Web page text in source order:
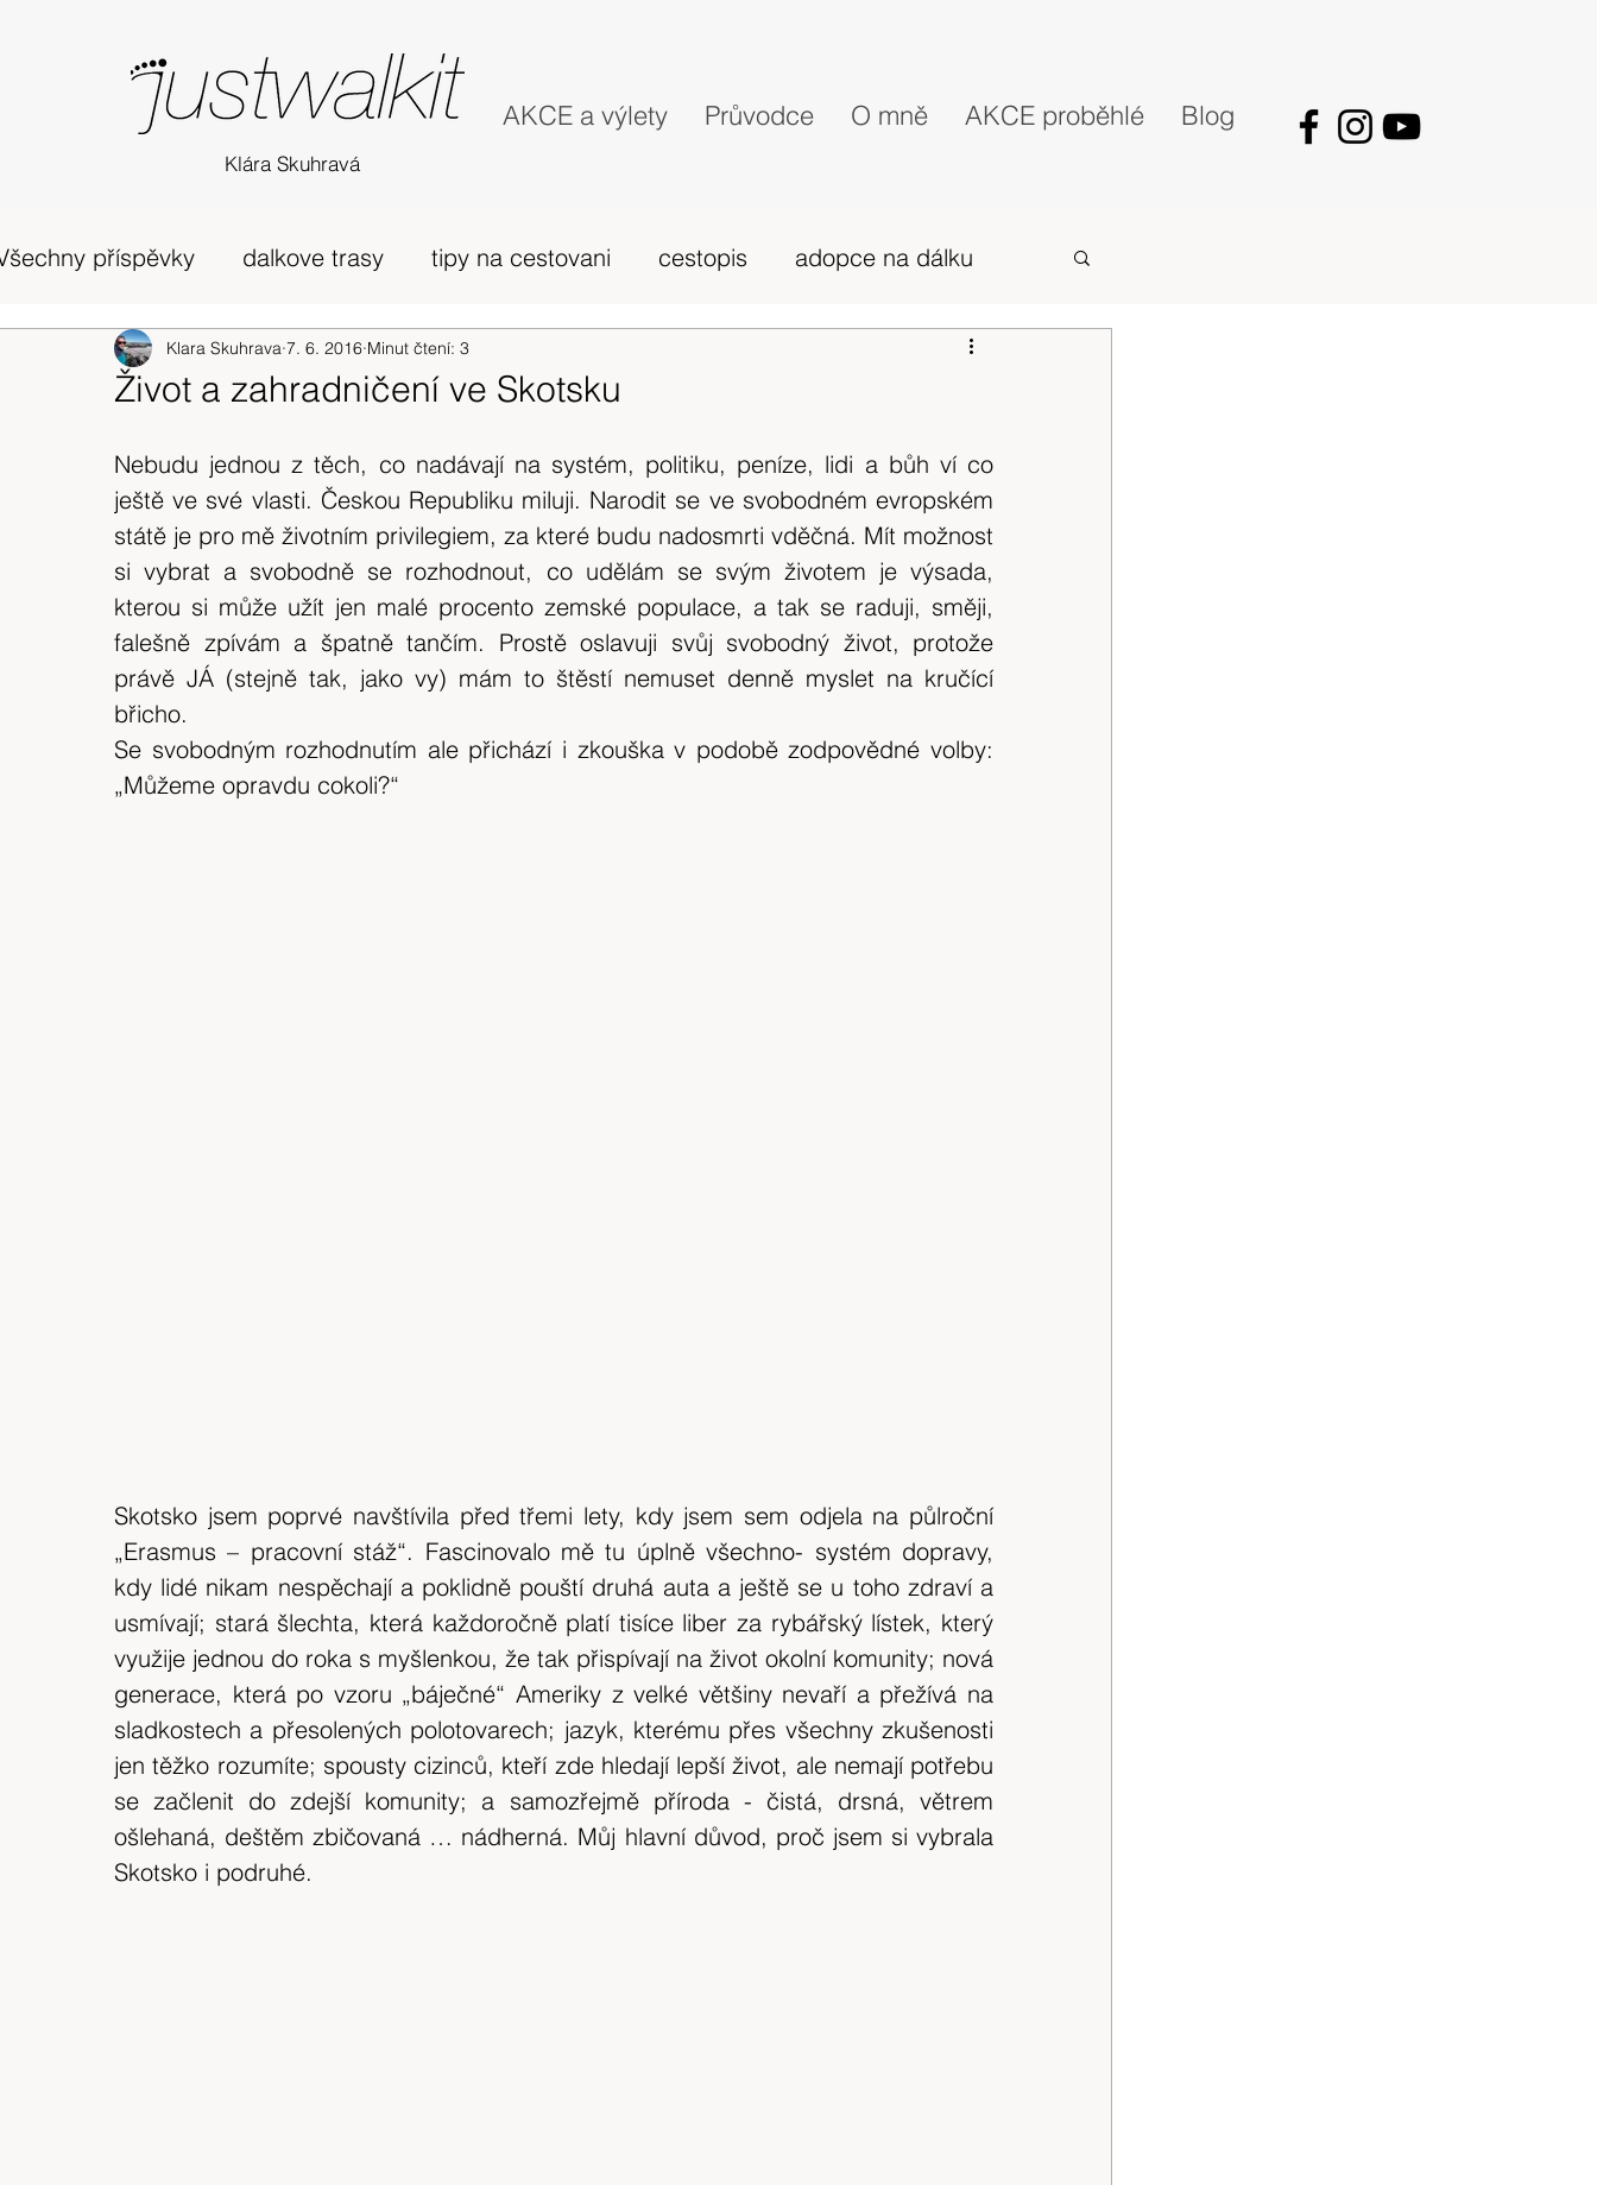
AKCE a výlety Průvodce O mně AKCE proběhlé Blog
Klára Skuhravá
příspěvky dalkove trasy tipy na cestovani cestopis adopce na dálku
Edinburgh horská túra Skotsko camino Portugues
dovolená
expedice Skotské ostrovy Indonésie tip na výlet Španělsko výlet 2017
výlet 2018 Srílanka cestuj s mámou výlet 2020 Česká republika krajina
Bílé Karpaty
Život a zahradničení ve Skotsku
Klara Skuhrava 7. 6. 2016 Minut čtení: 3
Nebudu jednou z těch, co nadávají na systém, politiku, peníze, lidi a bůh ví co
ještě ve své vlasti. Českou Republiku miluji. Narodit se ve svobodném evropském
státě je pro mě životním privilegiem, za které budu nadosmrti vděčná. Mít možnost
si vybrat a svobodně se rozhodnout, co udělám se svým životem je výsada,
kterou si může užít jen malé procento zemské populace, a tak se raduji, směji,
falešně zpívám a špatně tančím. Prostě oslavuji svůj svobodný život, protože
právě JÁ (stejně tak, jako vy) mám to štěstí nemuset denně myslet na kručící
břicho.
Se svobodným rozhodnutím ale přichází i zkouška v podobě zodpovědné volby:
„Můžeme opravdu cokoli?“
Skotsko jsem poprvé navštívila před třemi lety, kdy jsem sem odjela na půlroční
„Erasmus – pracovní stáž“. Fascinovalo mě tu úplně všechno- systém dopravy,
kdy lidé nikam nespěchají a poklidně pouští druhá auta a ještě se u toho zdraví a
usmívají; stará šlechta, která každoročně platí tisíce liber za rybářský lístek, který
využije jednou do roka s myšlenkou, že tak přispívají na život okolní komunity; nová
generace, která po vzoru „báječné“ Ameriky z velké většiny nevaří a přežívá na
sladkostech a přesolených polotovarech; jazyk, kterému přes všechny zkušenosti
jen těžko rozumíte; spousty cizinců, kteří zde hledají lepší život, ale nemají potřebu
se začlenit do zdejší komunity; a samozřejmě příroda - čistá, drsná, větrem
ošlehaná, deštěm zbičovaná … nádherná. Můj hlavní důvod, proč jsem si vybrala
Skotsko i podruhé.